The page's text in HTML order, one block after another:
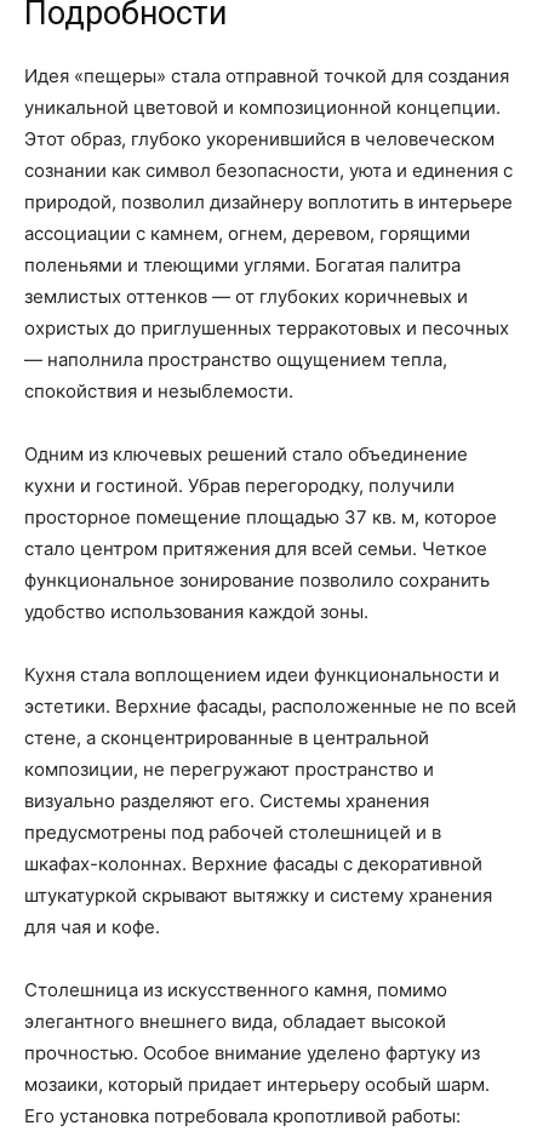
Подробности
Идея «пещеры» стала отправной точкой для создания
уникальной цветовой и композиционной концепции.
Этот образ, глубоко укоренившийся в человеческом
сознании как символ безопасности, уюта и единения с
природой, позволил дизайнеру воплотить в интерьере
ассоциации с камнем, огнем, деревом, горящими
поленьями и тлеющими углями. Богатая палитра
землистых оттенков — от глубоких коричневых и
охристых до приглушенных терракотовых и песочных
— наполнила пространство ощущением тепла,
спокойствия и незыблемости.
Одним из ключевых решений стало объединение
кухни и гостиной. Убрав перегородку, получили
просторное помещение площадью 37 кв. м, которое
стало центром притяжения для всей семьи. Четкое
функциональное зонирование позволило сохранить
удобство использования каждой зоны.
Кухня стала воплощением идеи функциональности и
эстетики. Верхние фасады, расположенные не по всей
стене, а сконцентрированные в центральной
композиции, не перегружают пространство и
визуально разделяют его. Системы хранения
предусмотрены под рабочей столешницей и в
шкафах-колоннах. Верхние фасады с декоративной
штукатуркой скрывают вытяжку и систему хранения
для чая и кофе.
Столешница из искусственного камня, помимо
элегантного внешнего вида, обладает высокой
прочностью. Особое внимание уделено фартуку из
мозаики, который придает интерьеру особый шарм.
Его установка потребовала кропотливой работы: